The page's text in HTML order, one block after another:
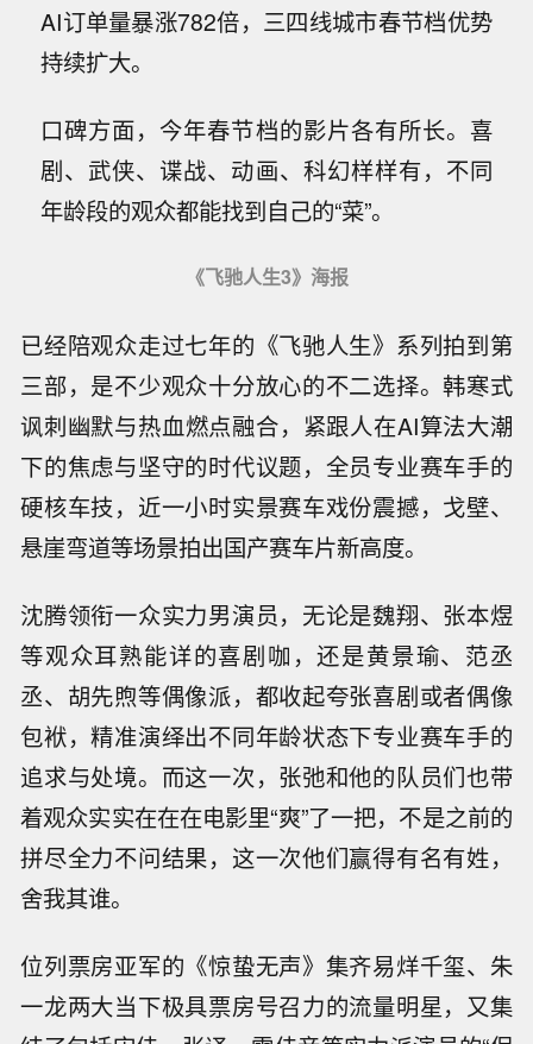
AI订单量暴涨782倍，三四线城市春节档优势
持续扩大。
口碑方面，今年春节档的影片各有所长。喜
剧、武侠、谍战、动画、科幻样样有，不同
年龄段的观众都能找到自己的“菜”。
《飞驰人生3》海报
已经陪观众走过七年的《飞驰人生》系列拍到第
三部，是不少观众十分放心的不二选择。韩寒式
讽刺幽默与热血燃点融合，紧跟人在AI算法大潮
下的焦虑与坚守的时代议题，全员专业赛车手的
硬核车技，近一小时实景赛车戏份震撼，戈壁、
悬崖弯道等场景拍出国产赛车片新高度。
沈腾领衔一众实力男演员，无论是魏翔、张本煜
等观众耳熟能详的喜剧咖，还是黄景瑜、范丞
丞、胡先煦等偶像派，都收起夸张喜剧或者偶像
包袱，精准演绎出不同年龄状态下专业赛车手的
追求与处境。而这一次，张弛和他的队员们也带
着观众实实在在在电影里“爽”了一把，不是之前的
拼尽全力不问结果，这一次他们赢得有名有姓，
舍我其谁。
位列票房亚军的《惊蛰无声》集齐易烊千玺、朱
一龙两大当下极具票房号召力的流量明星，又集